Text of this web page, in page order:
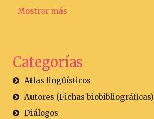
Mostrar más
Categorías
Atlas lingüísticos
Autores (Fichas biobibliográficas)
Diálogos